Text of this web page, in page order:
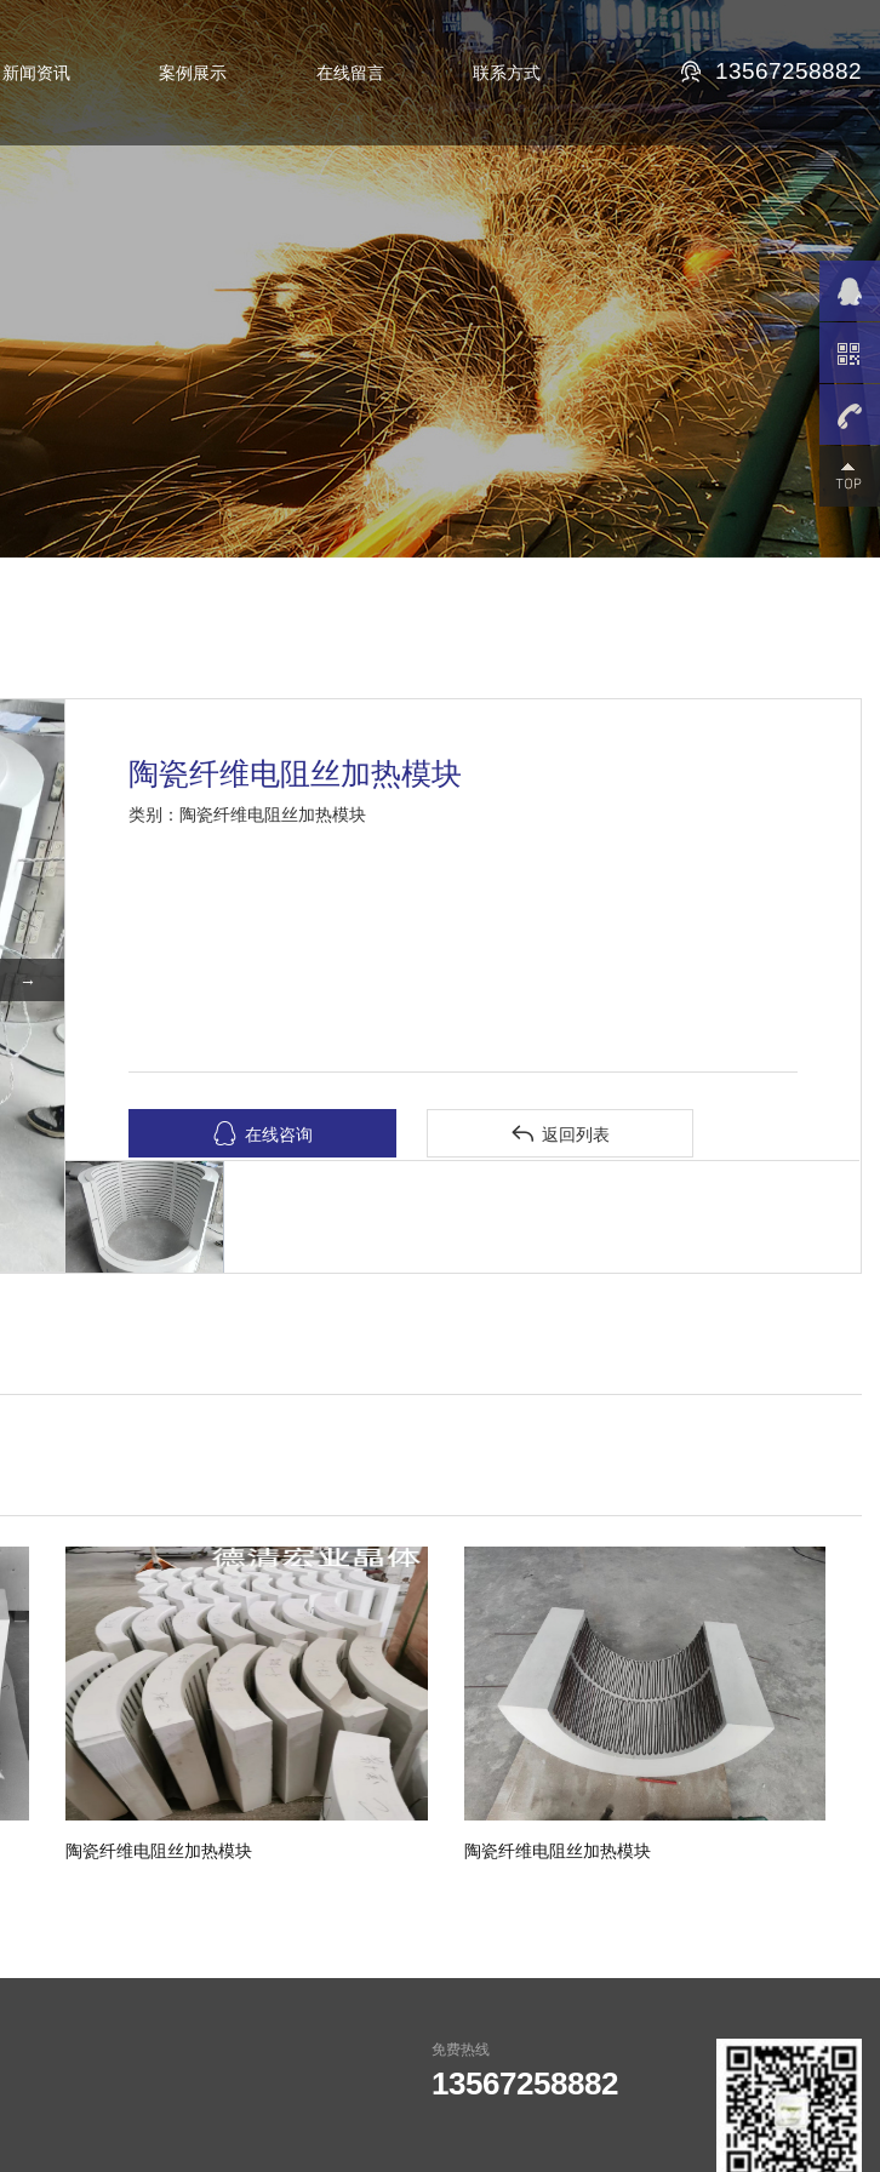
新闻资讯 案例展示 在线留言 联系方式 13567258882
→
陶瓷纤维电阻丝加热模块
类别：陶瓷纤维电阻丝加热模块
 在线咨询  返回列表
陶瓷纤维电阻丝加热模块 陶瓷纤维电阻丝加热模块
免费热线
13567258882